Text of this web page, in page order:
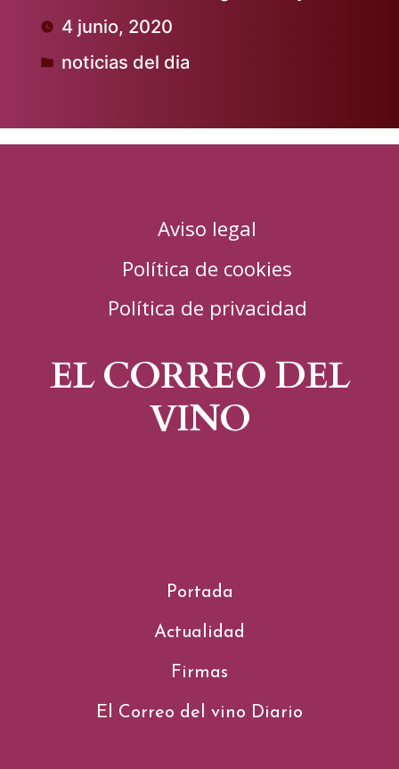
Publicado
por 4 junio, 2020
Publicado
noticias del dia
Aviso legal
Política de cookies
Política de privacidad
EL CORREO DEL
VINO
Portada
Actualidad
Firmas
El Correo del vino Diario